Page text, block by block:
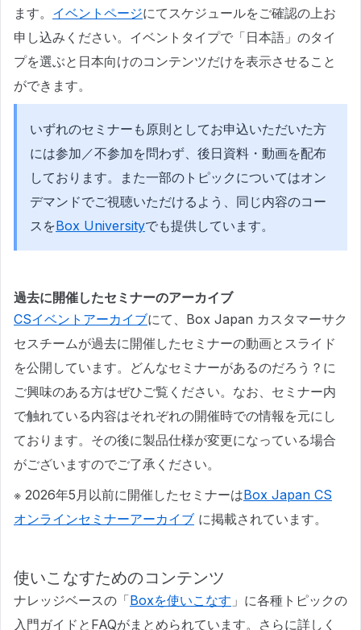
ます。 イベントページにてスケジュールをご確認の上お
申し込みください。イベントタイプで「日本語」のタイ
プを選ぶと日本向けのコンテンツだけを表示させること
ができます。
いずれのセミナーも原則としてお申込いただいた方
には参加／不参加を問わず、後日資料・動画を配布
しております。また一部のトピックについてはオン
デマンドでご視聴いただけるよう、同じ内容のコー
スをBox Universityでも提供しています。
過去に開催したセミナーのアーカイブ
CSイベントアーカイブにて、Box Japan カスタマーサク
セスチームが過去に開催したセミナーの動画とスライド
を公開しています。どんなセミナーがあるのだろう？に
ご興味のある方はぜひご覧ください。なお、セミナー内
で触れている内容はそれぞれの開催時での情報を元にし
ております。その後に製品仕様が変更になっている場合
がございますのでご了承ください。
※ 2026年5月以前に開催したセミナーはBox Japan CS
オンラインセミナーアーカイブ に掲載されています。
使いこなすためのコンテンツ
ナレッジベースの「Boxを使いこなす 」に各種トピックの
入門ガイドとFAQがまとめられています。さらに詳しく